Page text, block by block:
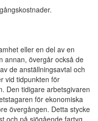
eller en del av en
annan, övergår också de
de anställningsavtal och
vid tidpunkten för
Den tidigare arbetsgivaren
för ekonomiska
övergången. Detta stycke
och på sjögående fartyg.